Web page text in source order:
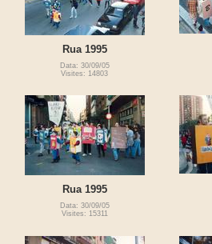
Rua 1995
Data: 30/09/05
Visites: 14803
Rua 1995
Data: 30/09/05
Visites: 15311